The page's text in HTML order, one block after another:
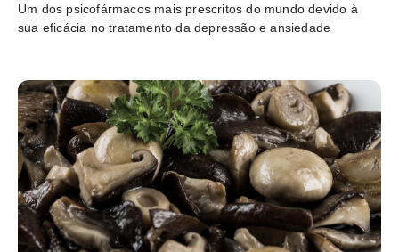
Um dos psicofármacos mais prescritos do mundo devido à
sua eficácia no tratamento da depressão e ansiedade